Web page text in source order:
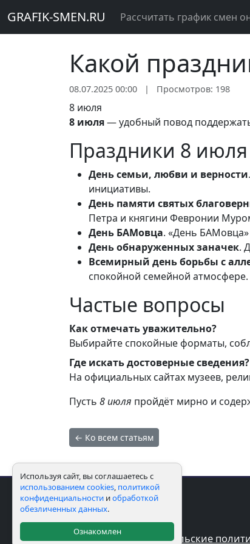
GRAFIK-SMEN.RU Рассчитать график смен
Какой
08.07.2025 00:00 | Просмотров: 198
8 июля
8 июля— удобный повод
Праздники 8 июля
День семьи, любви и верности
инициативы.
День памяти святых
Петра и княгини Февронии
День БАМовца. «День
День обнаруженных заначек.
Всемирный день борьбы с
спокойной семейной атмосфере.
Частые вопросы
Как отмечать уважительно?
Выбирайте спокойные форматы,
Где искать достоверные сведения?
На официальных сайтах музеев,
Пусть 8 июля пройдёт мирно и
← Ко всем статьям
Пользовательские
Используя сайт, вы соглашаетесь с
использованием cookies, политикой
конфиденциальности иобработкой
обезличенных данных.
Ознакомлен